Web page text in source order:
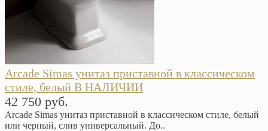
Arcade Simas унитаз приставной в классическом
стиле, белый В НАЛИЧИИ
42 750 руб.
Arcade Simas унитаз приставной в классическом стиле, белый
или черный, слив универсальный. До..